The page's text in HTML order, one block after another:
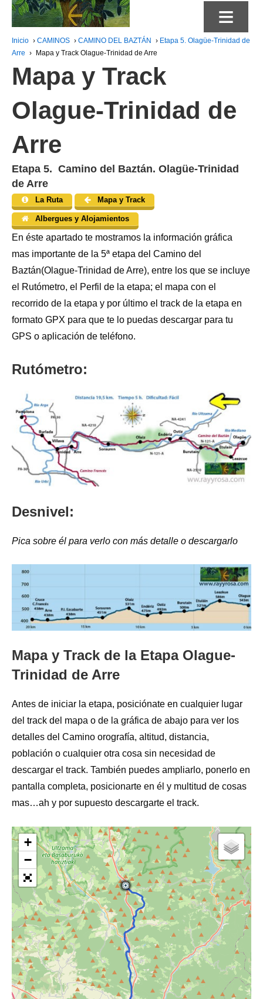
≡
Inicio › CAMINOS › CAMINO DEL BAZTÁN › Etapa 5. Olagüe-Trinidad de
Arre › Mapa y Track Olague-Trinidad de Arre
Mapa y Track
Olague-Trinidad de
Arre
Etapa 5. Camino del Baztán. Olagüe-Trinidad
de Arre
La Ruta Mapa y Track
Albergues y Alojamientos
En éste apartado te mostramos la información gráfica
mas importante de la 5ª etapa del Camino del
Baztán(Olague-Trinidad de Arre), entre los que se incluye
el Rutómetro, el Perfil de la etapa; el mapa con el
recorrido de la etapa y por último el track de la etapa en
formato GPX para que te lo puedas descargar para tu
GPS o aplicación de teléfono.
Rutómetro:
Desnivel:
Pica sobre él para verlo con más detalle o descargarlo
Mapa y Track de la Etapa Olague-
Trinidad de Arre
Antes de iniciar la etapa, posiciónate en cualquier lugar
del track del mapa o de la gráfica de abajo para ver los
detalles del Camino orografía, altitud, distancia,
población o cualquier otra cosa sin necesidad de
descargar el track. También puedes ampliarlo, ponerlo en
pantalla completa, posicionarte en él y multitud de cosas
mas…ah y por supuesto descargarte el track.
+
−